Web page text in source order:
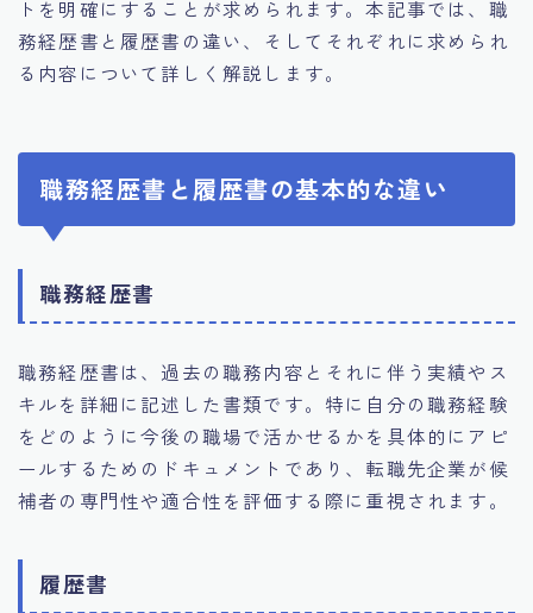
トを明確にすることが求められます。本記事では、職
務経歴書と履歴書の違い、そしてそれぞれに求められ
る内容について詳しく解説します。
職務経歴書と履歴書の基本的な違い
職務経歴書
職務経歴書は、過去の職務内容とそれに伴う実績やス
キルを詳細に記述した書類です。特に自分の職務経験
をどのように今後の職場で活かせるかを具体的にアピ
ールするためのドキュメントであり、転職先企業が候
補者の専門性や適合性を評価する際に重視されます。
履歴書